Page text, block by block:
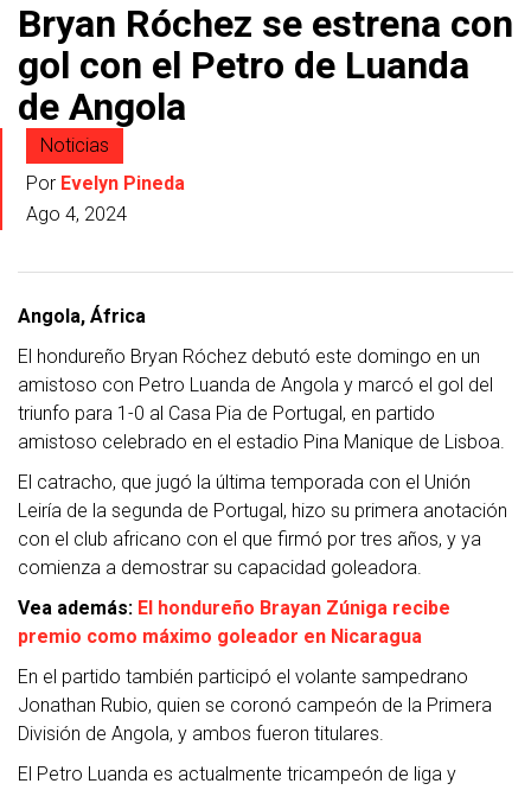
Bryan Róchez se estrena con
gol con el Petro de Luanda
de Angola
Noticias
Por Evelyn Pineda
Ago 4, 2024
Angola, África
El hondureño Bryan Róchez debutó este domingo en un
amistoso con Petro Luanda de Angola y marcó el gol del
triunfo para 1-0 al Casa Pia de Portugal, en partido
amistoso celebrado en el estadio Pina Manique de Lisboa.
El catracho, que jugó la última temporada con el Unión
Leiría de la segunda de Portugal, hizo su primera anotación
con el club africano con el que firmó por tres años, y ya
comienza a demostrar su capacidad goleadora.
Vea además: El hondureño Brayan Zúniga recibe
premio como máximo goleador en Nicaragua
En el partido también participó el volante sampedrano
Jonathan Rubio, quien se coronó campeón de la Primera
División de Angola, y ambos fueron titulares.
El Petro Luanda es actualmente tricampeón de liga y